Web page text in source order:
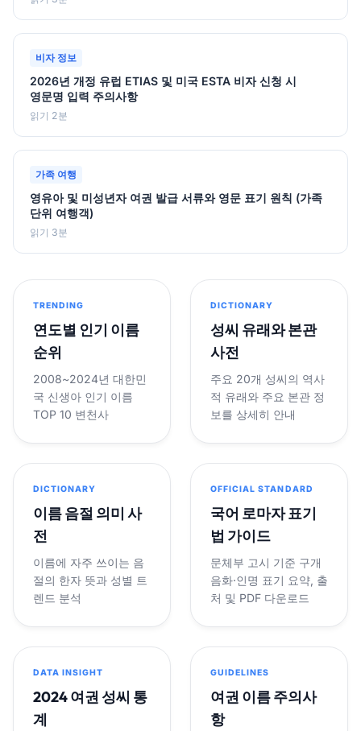
비자 정보
2026년 개정 유럽 ETIAS 및 미국 ESTA 비자 신청 시
영문명 입력 주의사항
읽기 2분
가족 여행
영유아 및 미성년자 여권 발급 서류와 영문 표기 원칙 (가족
단위 여행객)
읽기 3분
TRENDING
연도별 인기 이름
순위
2008~2024년 대한민
국 신생아 인기 이름
TOP 10 변천사
DICTIONARY
성씨 유래와 본관
사전
주요 20개 성씨의 역사
적 유래와 주요 본관 정
보를 상세히 안내
DICTIONARY
이름 음절 의미 사
전
이름에 자주 쓰이는 음
절의 한자 뜻과 성별 트
렌드 분석
OFFICIAL STANDARD
국어 로마자 표기
법 가이드
문체부 고시 기준 구개
음화·인명 표기 요약, 출
처 및 PDF 다운로드
DATA INSIGHT
2024 여권 성씨 통
계
GUIDELINES
여권 이름 주의사
항